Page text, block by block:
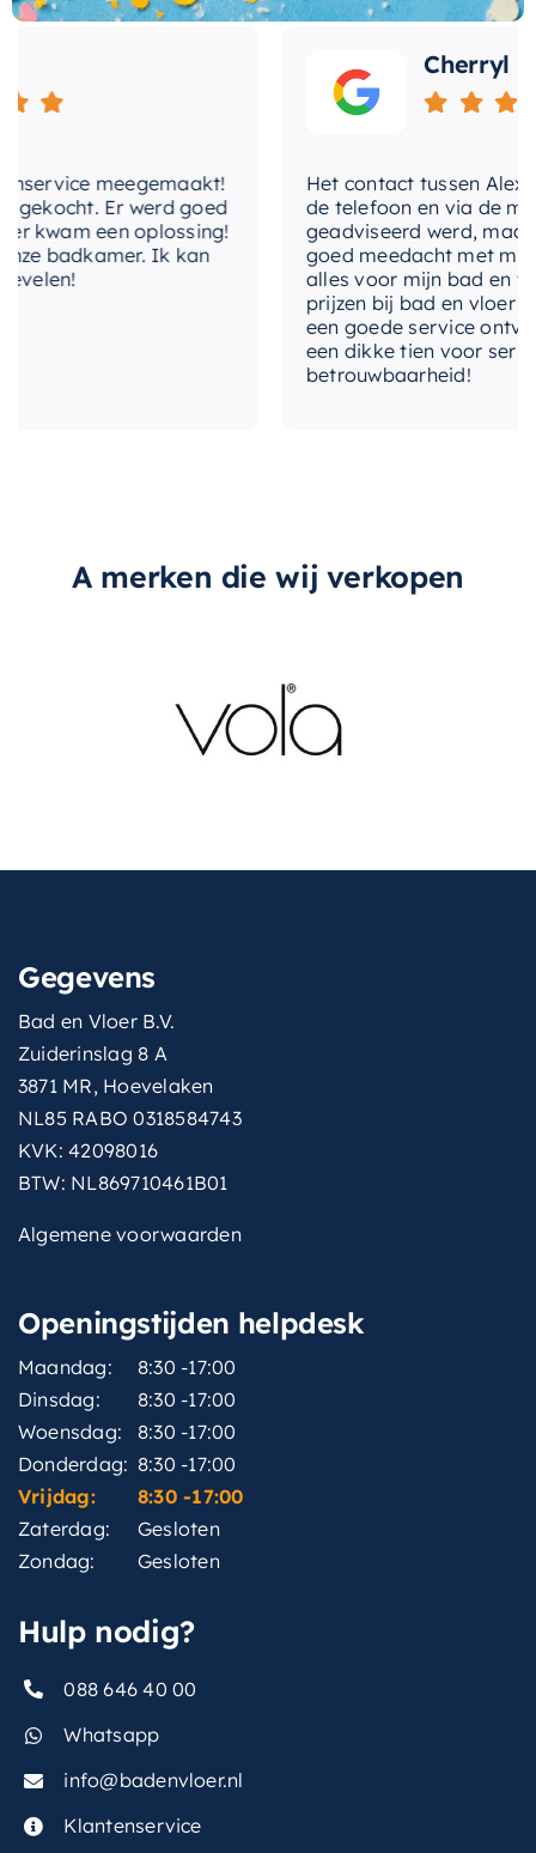
nu uw dag begint of eindigt met een douche, u
zult de luxe en het comfort waarderen dat deze
hoofddouche.
merk Hotbath
met-douchearm Nee
met-verlichting
Nee
Plafondmontage
Inbouw
vorm-hoofddouche Vierkant
meegemaakt!
Er werd goed
een oplossing!
badkamer. Ik kan
Cherryl
Het contact tussen Alex
de telefoon en via de
geadviseerd werd, maar
goed meedacht met mij.
alles voor mijn bad en
prijzen bij bad en vloer
een goede service
een dikke tien voor
betrouwbaarheid!
A merken die wij verkopen
Gegevens
Bad en Vloer B.V.
Zuiderinslag 8 A
3871 MR, Hoevelaken
NL85 RABO 0318584743
KVK: 42098016
BTW: NL869710461B01
Algemene voorwaarden
Openingstijden helpdesk
Maandag:
8:30 -17:00
Dinsdag:
8:30 -17:00
Woensdag:
8:30 -17:00
Donderdag: 8:30 -17:00
Vrijdag:
8:30 -17:00
Zaterdag:
Gesloten
Zondag:
Gesloten
Hulp nodig?
088 646 40 00
Whatsapp
info@badenvloer.nl
Klantenservice